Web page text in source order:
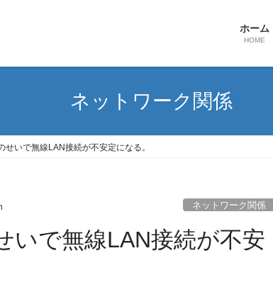
ホーム
HOME
ネットワーク関係
せいで無線LAN接続が不安定になる。
ネットワーク関係
いで無線LAN接続が不安